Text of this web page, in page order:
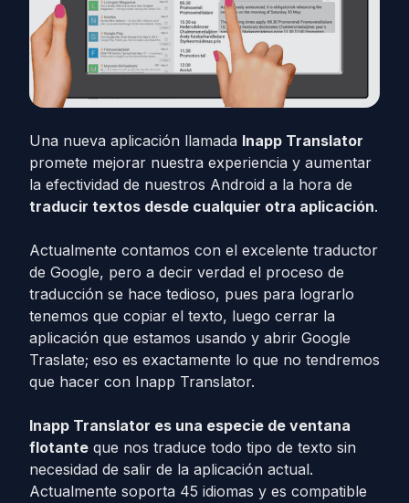
Una nueva aplicación llamada Inapp Translator
promete mejorar nuestra experiencia y aumentar
la efectividad de nuestros Android a la hora de
traducir textos desde cualquier otra aplicación.
Actualmente contamos con el excelente traductor
de Google, pero a decir verdad el proceso de
traducción se hace tedioso, pues para lograrlo
tenemos que copiar el texto, luego cerrar la
aplicación que estamos usando y abrir Google
Traslate; eso es exactamente lo que no tendremos
que hacer con Inapp Translator.
Inapp Translator es una especie de ventana
flotante que nos traduce todo tipo de texto sin
necesidad de salir de la aplicación actual.
Actualmente soporta 45 idiomas y es compatible